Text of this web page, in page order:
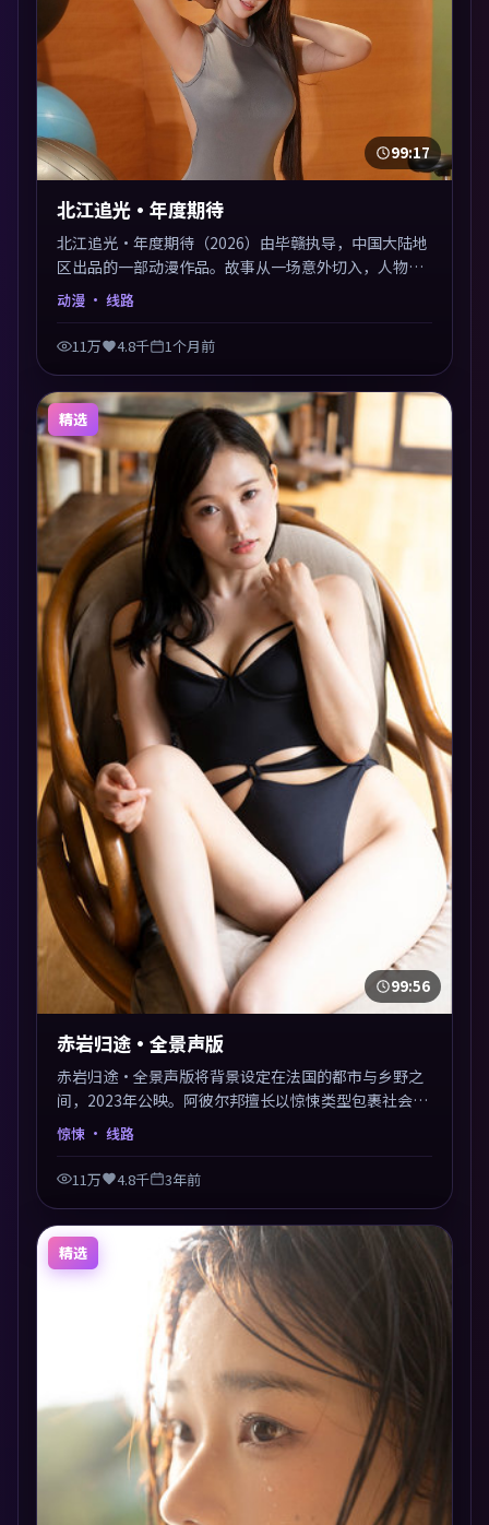
99:17
北江追光·年度期待
北江追光·年度期待（2026）由毕赣执导，中国大陆地
区出品的一部动漫作品。故事从一场意外切入，人物在
道德与生存之间反复摇摆，叙事层层推进，情绪克制而
有力。主演阵容以生活化表演见长，对手戏火花四溅。
动漫 · 线路
11万 4.8千 1个月前
精选
99:56
赤岩归途·全景声版
赤岩归途·全景声版将背景设定在法国的都市与乡野之
间，2023年公映。阿彼尔邦擅长以惊悚类型包裹社会议
题，节奏张弛有度，留白处耐人寻味。剪辑利落，悬念
钩子分布均匀，适合一口气看完。
惊悚 · 线路
11万 4.8千 3年前
精选